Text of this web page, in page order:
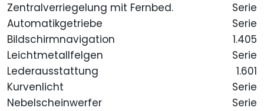
Zentralverriegelung mit Fernbed.
Serie
Automatikgetriebe
Serie
Bildschirmnavigation
1.405
Leichtmetallfelgen
Serie
Lederausstattung
1.601
Kurvenlicht
Serie
Nebelscheinwerfer
Serie